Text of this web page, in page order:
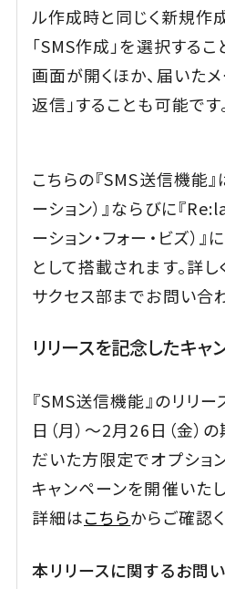
ル作成時と同じく新規作
「SMS作成」を選択する
画面が開くほか、届いた
返信」することも可能です
こちらの『SMS送信機能
ーション）』ならびに『
ーション・フォー・ビズ）
として搭載されます。詳し
サクセス部までお問い合
リリースを記念したキャ
『SMS送信機能』のリリ
日（月）～2月26日（金）
だいた方限定でオプショ
キャンペーンを開催いたし
詳細はこちらからご確認
本リリースに関するお問